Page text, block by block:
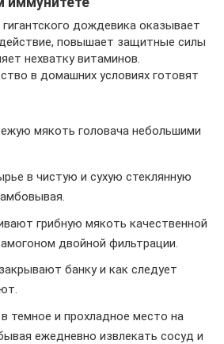
дождевика оказывает
повышает защитные силы
нехватку витаминов.
в домашних условиях готовят
мякоть головача небольшими
в чистую и сухую стеклянную
грибную мякоть качественной
двойной фильтрации.
банку и как следует
темное и прохладное место на
ежедневно извлекать сосуд и